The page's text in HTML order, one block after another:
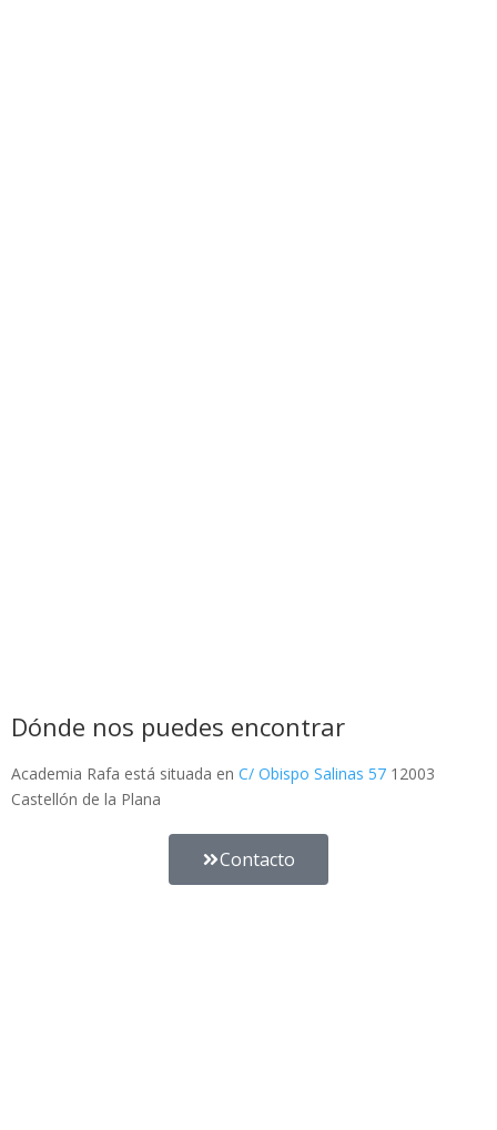
Dónde nos puedes encontrar
Academia Rafa está situada en C/ Obispo Salinas 57 12003
Castellón de la Plana
Contacto